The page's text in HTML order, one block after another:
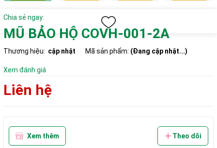
Chia sẻ ngay:
MŨ BẢO HỘ COVH-001-2A
Thương hiệu: cập nhật Mã sản phẩm: (Đang cập nhật...)
Xem đánh giá
Liên hệ
Xem thêm Theo dõi